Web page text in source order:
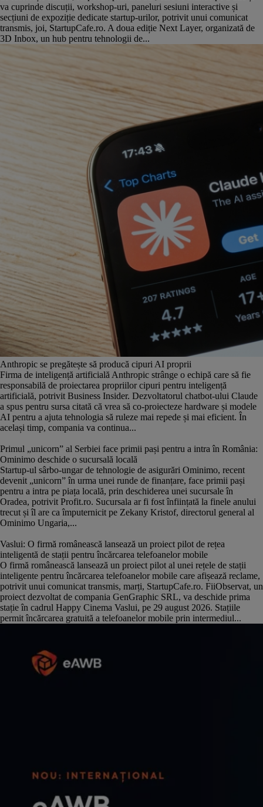
va cuprinde discuții, workshop-uri, paneluri sesiuni interactive și
secțiuni de expoziție dedicate startup-urilor, potrivit unui comunicat
transmis, joi, StartupCafe.ro. A doua ediție Next Layer, organizată de
3D Inbox, un hub pentru tehnologii de...
Anthropic se pregătește să producă cipuri AI proprii
Firma de inteligență artificială Anthropic strânge o echipă care să fie
responsabilă de proiectarea propriilor cipuri pentru inteligență
artificială, potrivit Business Insider. Dezvoltatorul chatbot-ului Claude
a spus pentru sursa citată că vrea să co-proiecteze hardware și modele
AI pentru a ajuta tehnologia să ruleze mai repede și mai eficient. În
același timp, compania va continua...
Primul „unicorn” al Serbiei face primii pași pentru a intra în România:
Ominimo deschide o sucursală locală
Startup-ul sârbo-ungar de tehnologie de asigurări Ominimo, recent
devenit „unicorn” în urma unei runde de finanțare, face primii pași
pentru a intra pe piața locală, prin deschiderea unei sucursale în
Oradea, potrivit Profit.ro. Sucursala ar fi fost înființată la finele anului
trecut și îl are ca împuternicit pe Zekany Kristof, directorul general al
Ominimo Ungaria,...
Vaslui: O firmă românească lansează un proiect pilot de rețea
inteligentă de stații pentru încărcarea telefoanelor mobile
O firmă românească lansează un proiect pilot al unei rețele de stații
inteligente pentru încărcarea telefoanelor mobile care afișează reclame,
potrivit unui comunicat transmis, marți, StartupCafe.ro. FiiObservat, un
proiect dezvoltat de compania GenGraphic SRL, va deschide prima
stație în cadrul Happy Cinema Vaslui, pe 29 august 2026. Stațiile
permit încărcarea gratuită a telefoanelor mobile prin intermediul...